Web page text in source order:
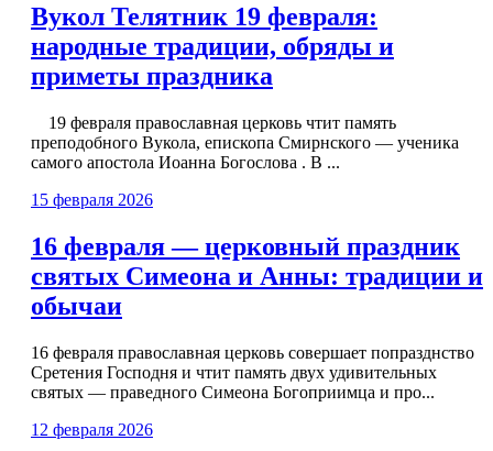
Вукол Телятник 19 февраля:
народные традиции, обряды и
приметы праздника
19 февраля православная церковь чтит память
преподобного Вукола, епископа Смирнского — ученика
самого апостола Иоанна Богослова . В ...
15 февраля 2026
16 февраля — церковный праздник
святых Симеона и Анны: традиции и
обычаи
16 февраля православная церковь совершает попразднство
Сретения Господня и чтит память двух удивительных
святых — праведного Симеона Богоприимца и про...
12 февраля 2026